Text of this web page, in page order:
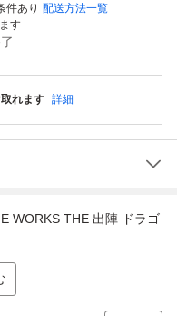
件あり 配送方法一覧
す
れます 詳細
WORKS THE 出陣 ドラゴ